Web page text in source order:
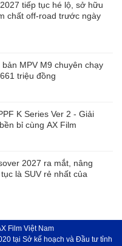
tiếp tục hé lộ, sở hữu
chất off-road trước ngày
MPV M9 chuyên chạy
triệu đồng
K Series Ver 2 - Giải
bỉ cùng AX Film
2027 ra mắt, nâng
là SUV rẻ nhất của
Film Việt Nam
tại Sở kế hoạch và Đầu tư tỉnh